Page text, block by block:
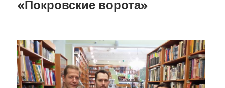
Кирилла
Кирилла»
«Покровские ворота»